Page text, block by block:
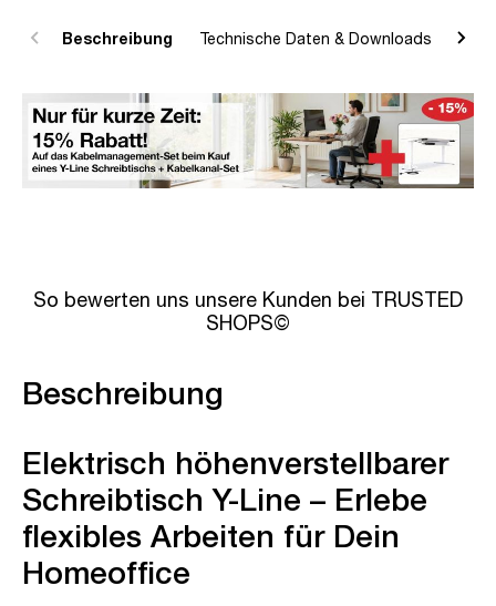
Beschreibung Technische Daten & Downloads
So bewerten uns unsere Kunden bei TRUSTED
SHOPS©
Beschreibung
Elektrisch höhenverstellbarer
Schreibtisch Y-Line – Erlebe
flexibles Arbeiten für Dein
Homeoffice